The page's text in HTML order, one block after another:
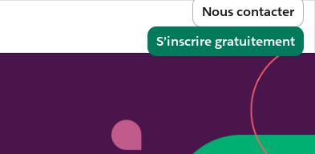
Nous contacter
S’inscrire gratuitement